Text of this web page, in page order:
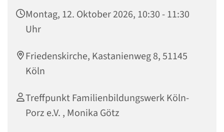
Montag, 12. Oktober 2026, 10:30 - 11:30
Uhr
Friedenskirche, Kastanienweg 8, 51145
Köln
Treffpunkt Familienbildungswerk Köln-
Porz e.V. , Monika Götz